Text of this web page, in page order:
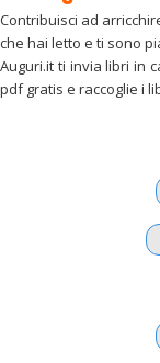
Contribuisci ad
che hai letto e ti sono
Auguri.it ti invia libri in
pdf gratis e raccoglie i